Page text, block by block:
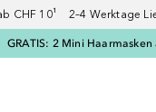
CHF 10¹ 2–4 Werktage
GRATIS: 2 Mini